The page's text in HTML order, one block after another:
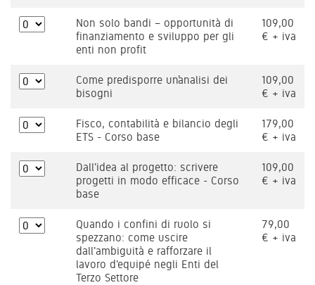
Non solo bandi – opportunità di
finanziamento e sviluppo per gli
enti non profit
109,00
€ + iva
Come predisporre un’analisi dei
bisogni
109,00
€ + iva
Fisco, contabilità e bilancio degli
ETS - Corso base
179,00
€ + iva
Dall'idea al progetto: scrivere
progetti in modo efficace - Corso
base
109,00
€ + iva
Quando i confini di ruolo si
spezzano: come uscire
dall'ambiguità e rafforzare il
lavoro d'equipé negli Enti del
Terzo Settore
79,00
€ + iva